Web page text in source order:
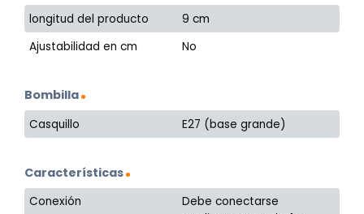
longitud del producto
9 cm
Ajustabilidad en cm
No
Bombilla
Casquillo E27 (base grande)
Características
Conexión
Debe conectarse